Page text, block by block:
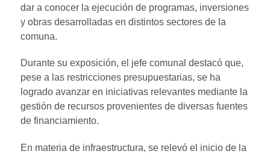
dar a conocer la ejecución de programas, inversiones
y obras desarrolladas en distintos sectores de la
comuna.
Durante su exposición, el jefe comunal destacó que,
pese a las restricciones presupuestarias, se ha
logrado avanzar en iniciativas relevantes mediante la
gestión de recursos provenientes de diversas fuentes
de financiamiento.
En materia de infraestructura, se relevó el inicio de la